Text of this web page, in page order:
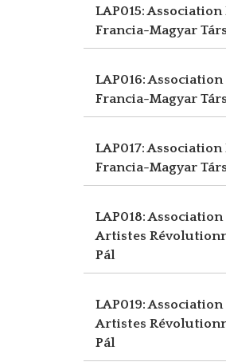
LAP015:
Francia-Magyar
LAP016:
Francia-Magyar
LAP017:
Francia-Magyar
LAP018:
Artistes
Pál
LAP019:
Artistes
Pál